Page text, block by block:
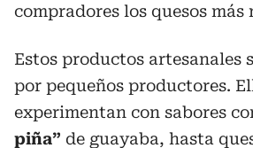
compradores los quesos más
Estos productos artesanales
por pequeños productores.
experimentan con sabores
piña” de guayaba, hasta